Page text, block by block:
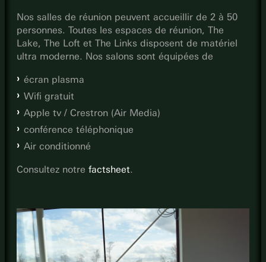
Nos salles de réunion peuvent accueillir de 2 à 50
personnes. Toutes les espaces de réunion, The
Lake, The Loft et The Links disposent de matériel
ultra moderne. Nos salons sont équipées de
écran plasma
Wifi gratuit
Apple tv / Crestron (Air Media)
conférence téléphonique
Air conditionné
Consultez notre factsheet.